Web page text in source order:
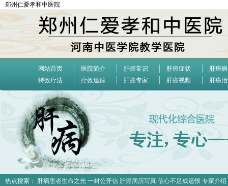
郑州仁爱孝和中医院
网站首页 医院简介 肝癌常识 肝癌症状
肝癌
特效疗法
疗效追踪 肝癌专家 肝癌视频 肝癌
热点搜索： 肝病患者生命之光 一封公开信 肝癌病历写真 信心不足成遗恨 专家介绍